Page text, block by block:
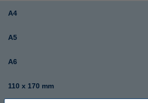
A4
A5
A6
110 x 170 mm